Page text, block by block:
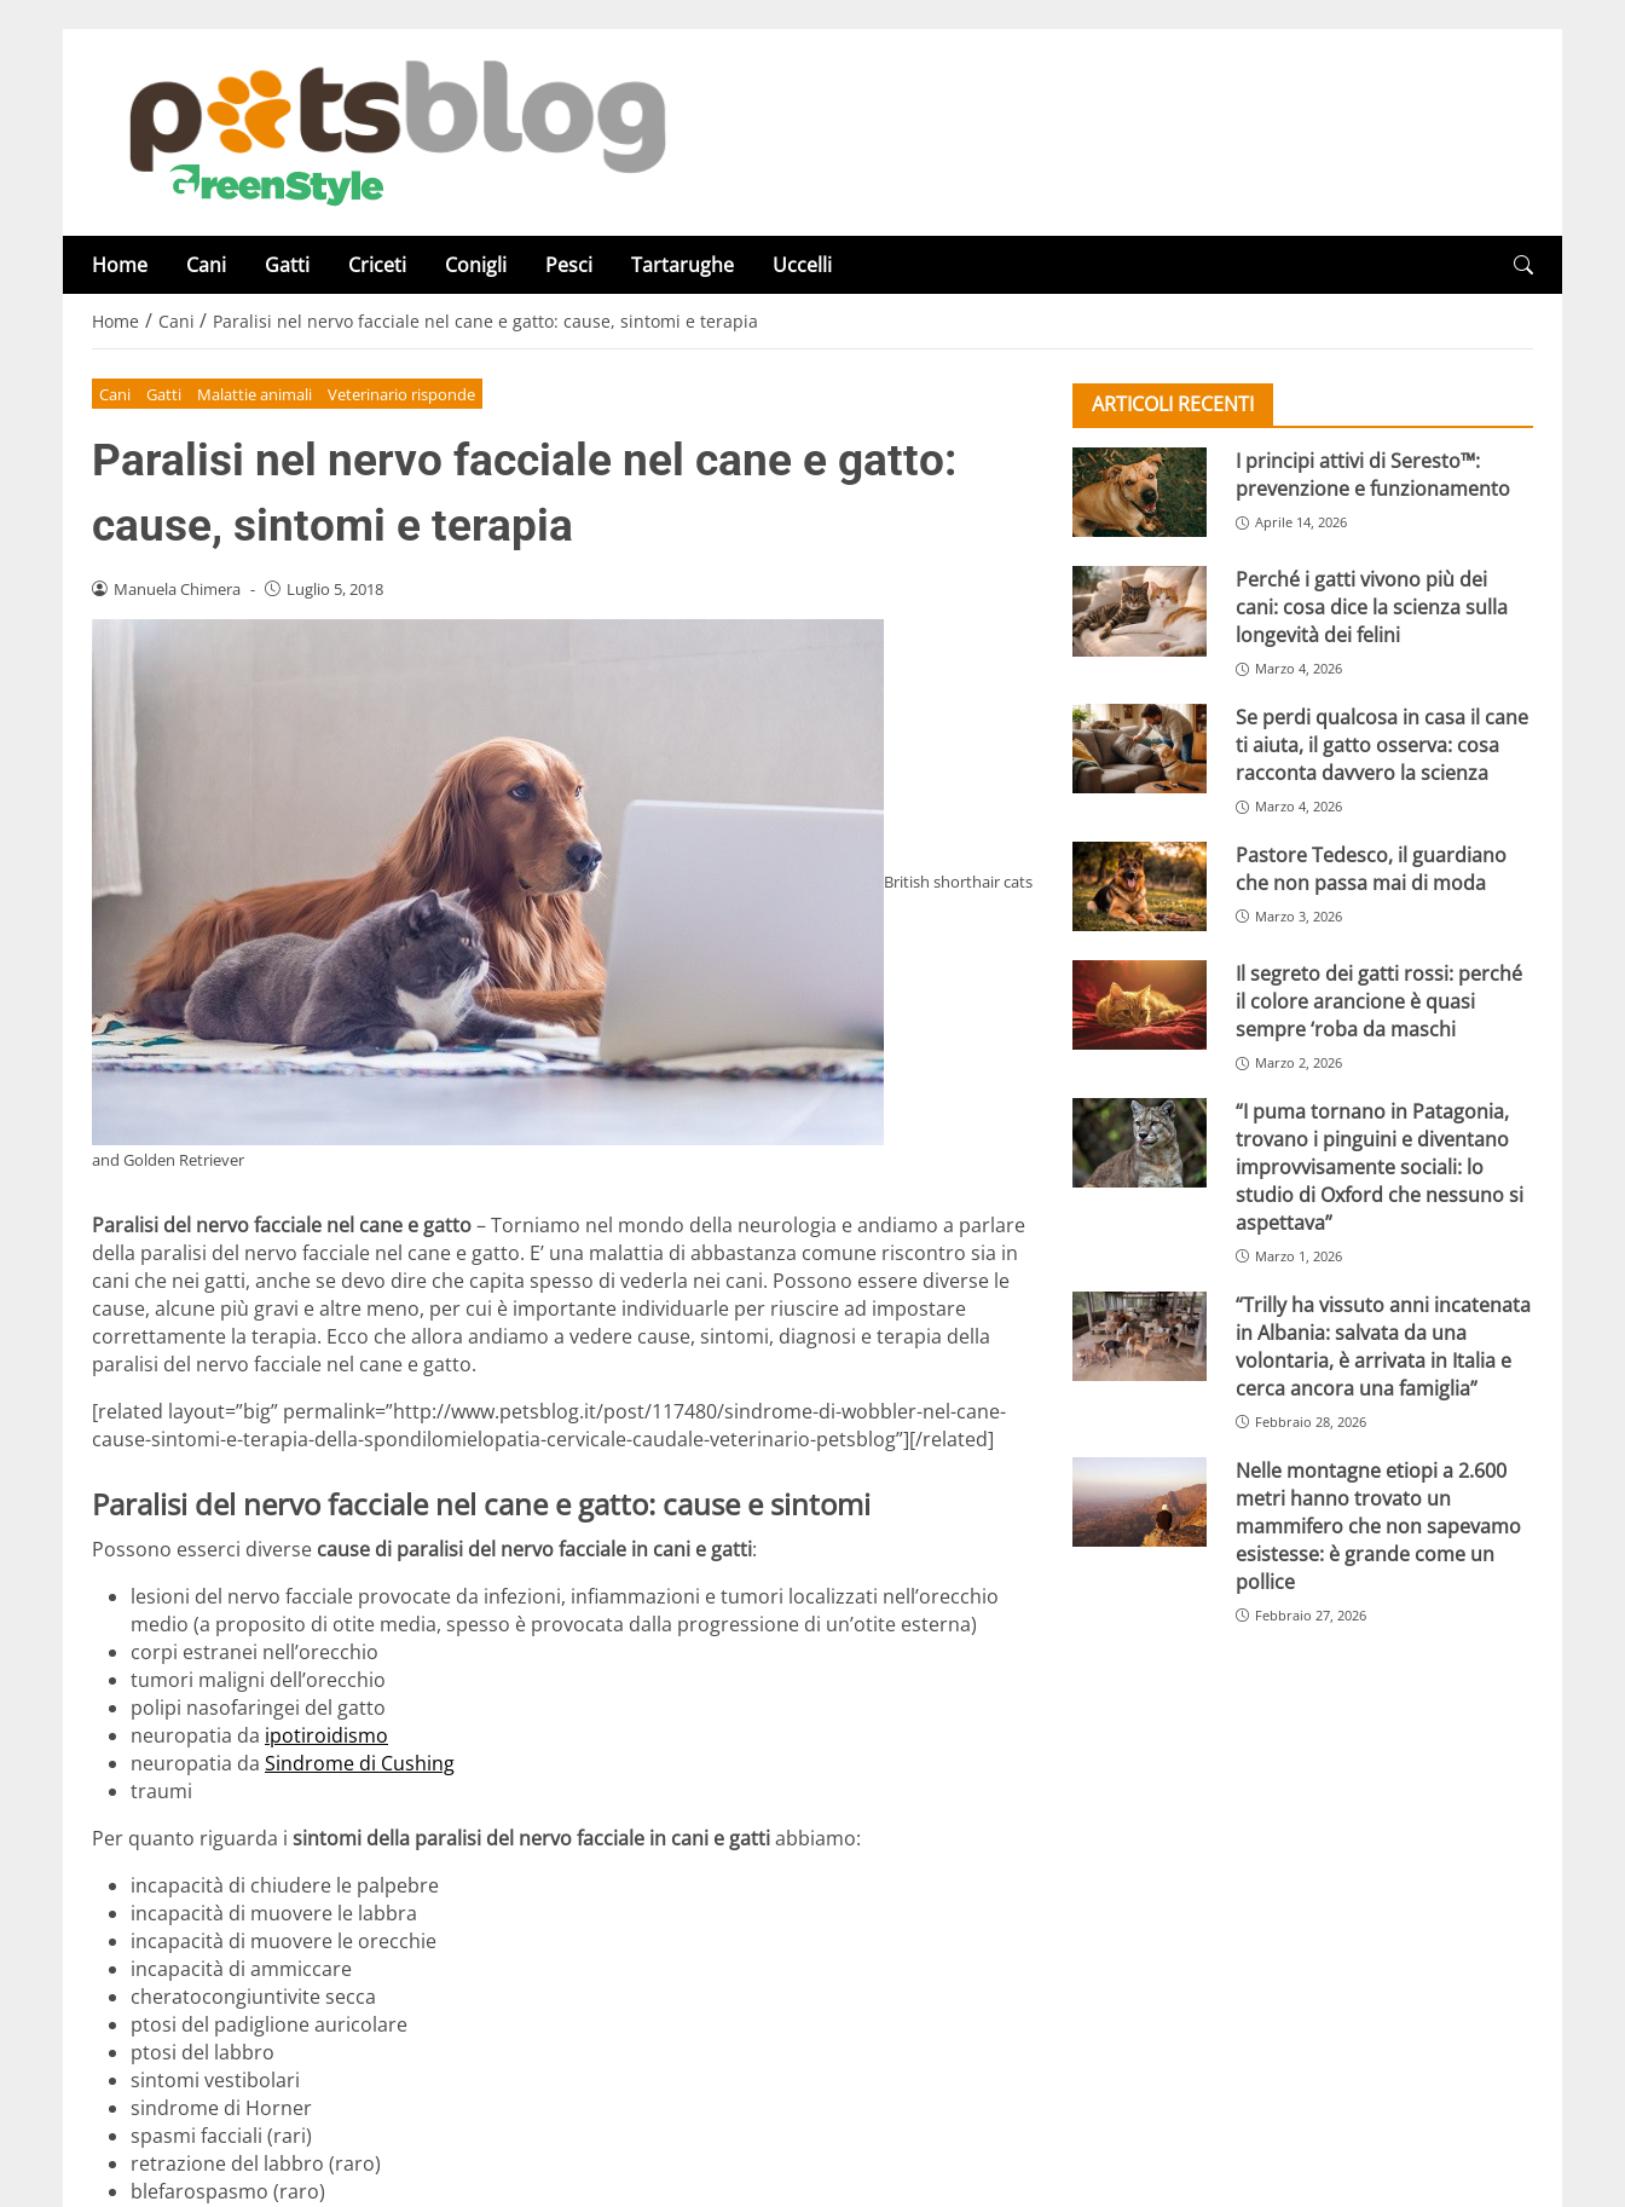
Home Cani Gatti Criceti Conigli Pesci Tartarughe Uccelli
Home / Cani / Paralisi nel nervo facciale nel cane e gatto: cause, sintomi e terapia
Cani Gatti Malattie animali Veterinario risponde
Paralisi nel nervo facciale nel cane e gatto:
cause, sintomi e terapia
Manuela Chimera - Luglio 5, 2018
British shorthair cats
and Golden Retriever
Paralisi del nervo facciale nel cane e gatto– Torniamo nel mondo della neurologia e andiamo a parlare
della paralisi del nervo facciale nel cane e gatto. E’ una malattia di abbastanza comune riscontro sia in
cani che nei gatti, anche se devo dire che capita spesso di vederla nei cani. Possono essere diverse le
cause, alcune più gravi e altre meno, per cui è importante individuarle per riuscire ad impostare
correttamente la terapia. Ecco che allora andiamo a vedere cause, sintomi, diagnosi e terapia della
paralisi del nervo facciale nel cane e gatto.
[related layout=”big” permalink=”http://www.petsblog.it/post/117480/sindrome-di-wobbler-nel-cane-
cause-sintomi-e-terapia-della-spondilomielopatia-cervicale-caudale-veterinario-petsblog”][/related]
Paralisi del nervo facciale nel cane e gatto: cause e sintomi
Possono esserci diverse cause di paralisi del nervo facciale in cani e gatti:
lesioni del nervo facciale provocate da infezioni, infiammazioni e tumori localizzati nell’orecchio
medio (a proposito di otite media, spesso è provocata dalla progressione di un’otite esterna)
corpi estranei nell’orecchio
tumori maligni dell’orecchio
polipi nasofaringei del gatto
neuropatia da ipotiroidismo
neuropatia da Sindrome di Cushing
traumi
Per quanto riguarda i sintomi della paralisi del nervo facciale in cani e gattiabbiamo:
incapacità di chiudere le palpebre
incapacità di muovere le labbra
incapacità di muovere le orecchie
incapacità di ammiccare
cheratocongiuntivite secca
ptosi del padiglione auricolare
ptosi del labbro
sintomi vestibolari
sindrome di Horner
spasmi facciali (rari)
retrazione del labbro (raro)
blefarospasmo (raro)
ARTICOLI RECENTI
I principi attivi di Seresto™:
prevenzione e funzionamento
Aprile 14, 2026
Perché i gatti vivono più dei
cani: cosa dice la scienza sulla
longevità dei felini
Marzo 4, 2026
Se perdi qualcosa in casa il cane
ti aiuta, il gatto osserva: cosa
racconta davvero la scienza
Marzo 4, 2026
Pastore Tedesco, il guardiano
che non passa mai di moda
Marzo 3, 2026
Il segreto dei gatti rossi: perché
il colore arancione è quasi
sempre ‘roba da maschi
Marzo 2, 2026
“I puma tornano in Patagonia,
trovano i pinguini e diventano
improvvisamente sociali: lo
studio di Oxford che nessuno si
aspettava”
Marzo 1, 2026
“Trilly ha vissuto anni incatenata
in Albania: salvata da una
volontaria, è arrivata in Italia e
cerca ancora una famiglia”
Febbraio 28, 2026
Nelle montagne etiopi a 2.600
metri hanno trovato un
mammifero che non sapevamo
esistesse: è grande come un
pollice
Febbraio 27, 2026